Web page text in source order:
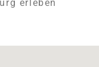
erleben